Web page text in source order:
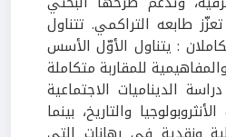
طابعه التراكمي. تتناول
: يتناول الأوّل الأسس
للمقاربة متكاملة
الديناميات الاجتماعية
والتاريخ، بينما